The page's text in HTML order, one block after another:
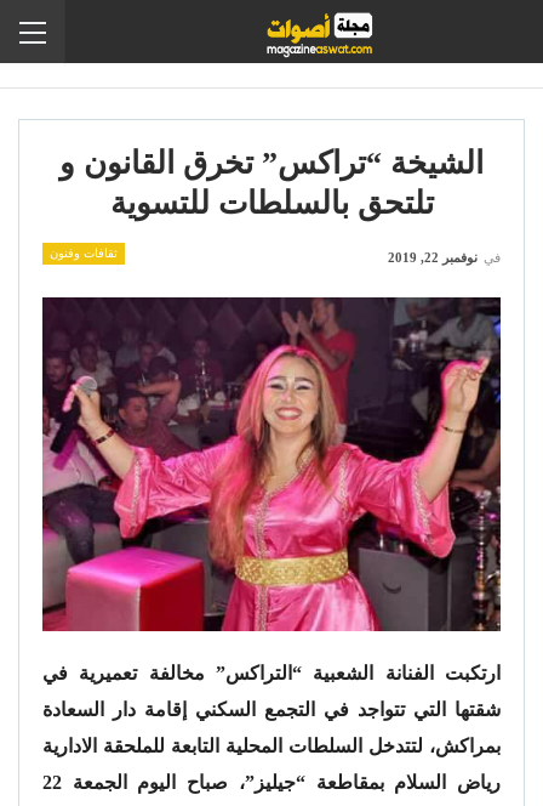
الشيخة “تراكس” تخرق القانون و
تلتحق بالسلطات للتسوية
ثقافات وفنون في نوفمبر 22, 2019
ارتكبت الفنانة الشعبية “التراكس” مخالفة تعميرية في
شقتها التي تتواجد في التجمع السكني إقامة دار السعادة
بمراكش، لتتدخل السلطات المحلية التابعة للملحقة الادارية
رياض السلام بمقاطعة “جيليز”، صباح اليوم الجمعة 22